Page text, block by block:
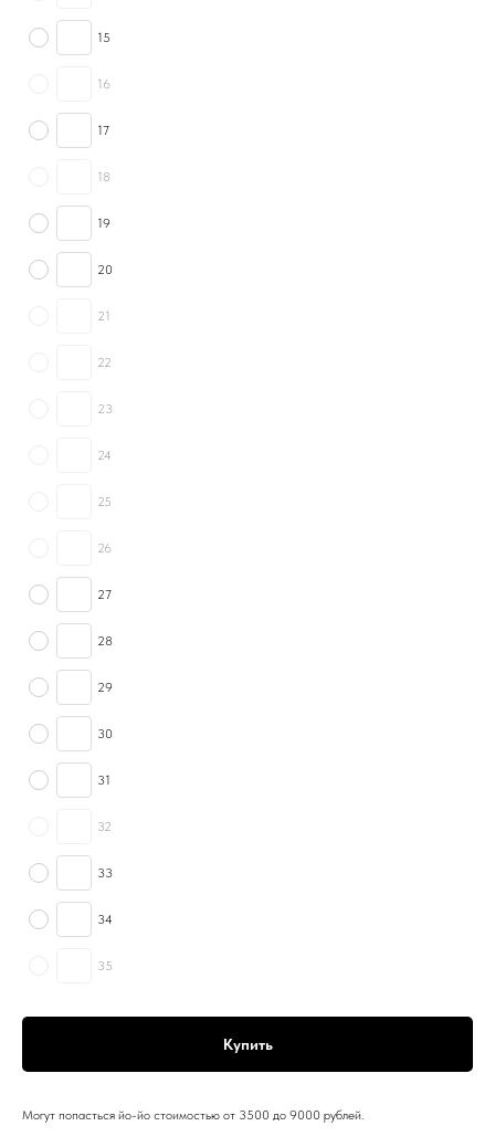
15
16
17
18
19
20
21
22
23
24
25
26
27
28
29
30
31
32
33
34
35
Купить
Могут попасться йо-йо стоимостью от 3500 до 9000 рублей.